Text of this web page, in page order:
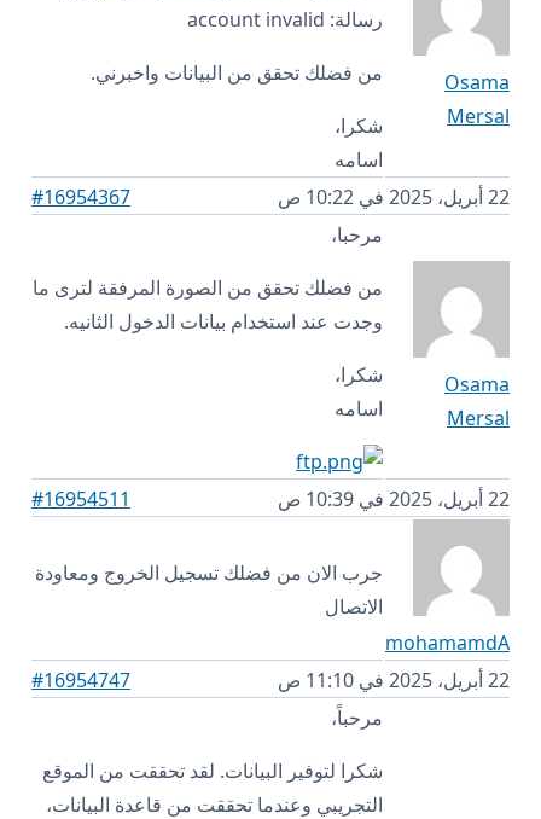
Osama
Mersal
رسالة: account invalid
من فضلك تحقق من البيانات واخبرني.
شكرا،
اسامه
22 أبريل، 2025 في 10:22 ص
#16954367
Osama
Mersal
مرحبا،
من فضلك تحقق من الصورة المرفقة لترى ما
وجدت عند استخدام بيانات الدخول الثانيه.
شكرا،
اسامه
22 أبريل، 2025 في 10:39 ص #16954511
mohamamdA
جرب الان من فضلك تسجيل الخروج ومعاودة
الاتصال
22 أبريل، 2025 في 11:10 ص #16954747
مرحباً،
شكرا لتوفير البيانات. لقد تحققت من الموقع
التجريبي وعندما تحققت من قاعدة البيانات،